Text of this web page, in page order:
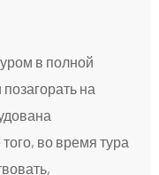
в полной
на
во время тура